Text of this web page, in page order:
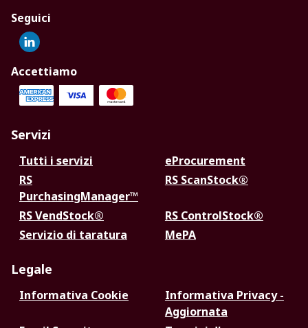
Seguici
Accettiamo
Servizi
Tutti i servizi
eProcurement
RS
PurchasingManager™
RS ScanStock®
RS VendStock®
RS ControlStock®
Servizio di taratura
MePA
Legale
Informativa Cookie
Informativa Privacy -
Aggiornata